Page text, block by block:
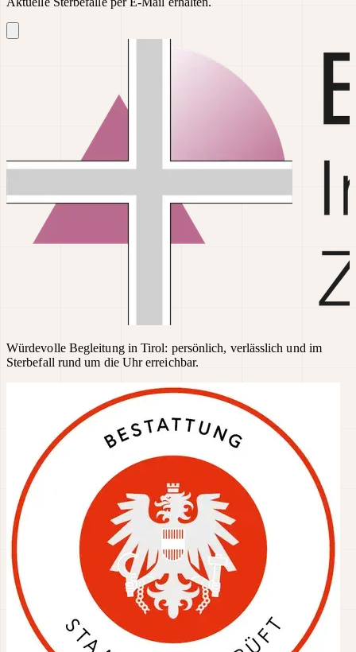
Würdevolle Begleitung in Tirol: persönlich, verlässlich und im
Sterbefall rund um die Uhr erreichbar.